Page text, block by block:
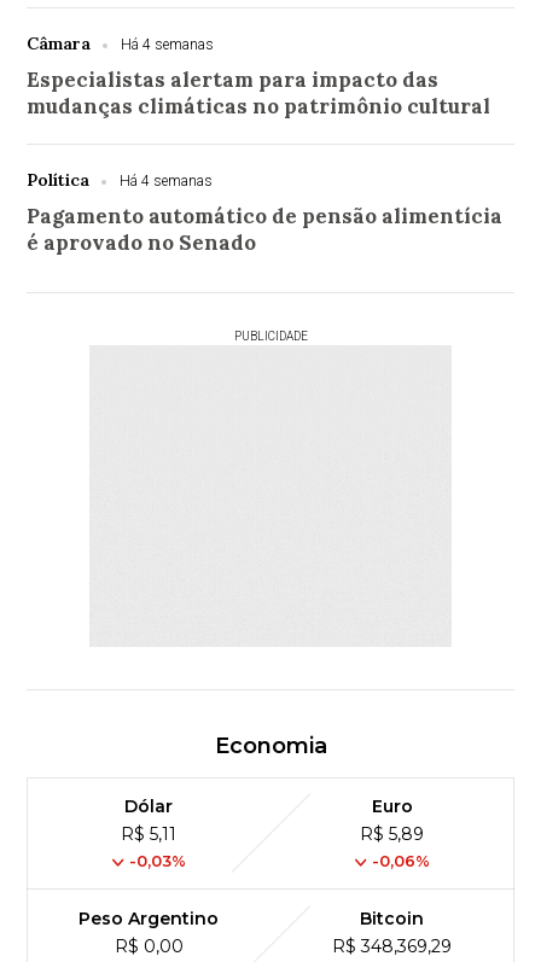
Câmara Há 4 semanas
Especialistas alertam para impacto das
mudanças climáticas no patrimônio cultural
Política Há 4 semanas
Pagamento automático de pensão alimentícia
é aprovado no Senado
PUBLICIDADE
Economia
Dólar
R$ 5,11
-0,03%
Euro
R$ 5,89
-0,06%
Peso Argentino
R$ 0,00
Bitcoin
R$ 348,369,29